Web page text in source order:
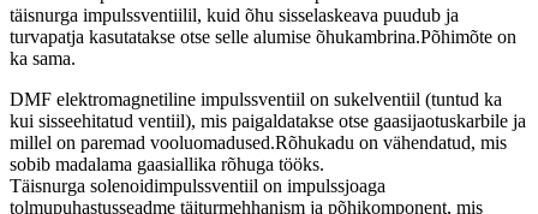
täisnurga impulssventiilil, kuid õhu sisselaskeava puudub ja
turvapatja kasutatakse otse selle alumise õhukambrina.Põhimõte on
ka sama.
DMF elektromagnetiline impulssventiil on sukelventiil (tuntud ka
kui sisseehitatud ventiil), mis paigaldatakse otse gaasijaotuskarbile ja
millel on paremad vooluomadused.Rõhukadu on vähendatud, mis
sobib madalama gaasiallika rõhuga tööks.
Täisnurga solenoidimpulssventiil on impulssjoaga
tolmupuhastusseadme täiturmehhanism ja põhikomponent, mis